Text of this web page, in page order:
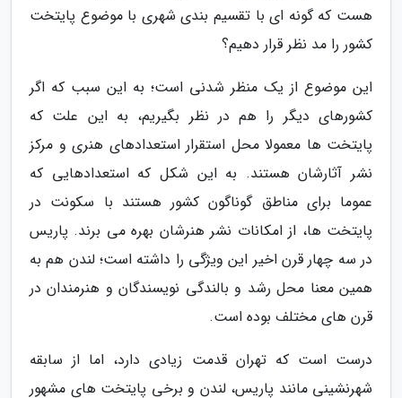
هست که گونه ای با تقسیم بندی شهری با موضوع پایتخت
کشور را مد نظر قرار دهیم؟
این موضوع از یک منظر شدنی است؛ به این سبب که اگر
کشورهای دیگر را هم در نظر بگیریم، به این علت که
پایتخت ها معمولا محل استقرار استعدادهای هنری و مرکز
نشر آثارشان هستند. به این شکل که استعدادهایی که
عموما برای مناطق گوناگون کشور هستند با سکونت در
پایتخت ها، از امکانات نشر هنرشان بهره می برند. پاریس
در سه چهار قرن اخیر این ویژگی را داشته است؛ لندن هم به
همین معنا محل رشد و بالندگی نویسندگان و هنرمندان در
قرن های مختلف بوده است.
درست است که تهران قدمت زیادی دارد، اما از سابقه
شهرنشینی مانند پاریس، لندن و برخی پایتخت های مشهور